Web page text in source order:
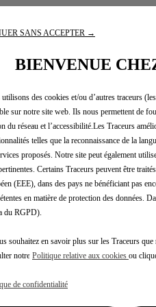
WLTP : 15,7 kwh/100 km
Rapide
DS
SANS ACCEPTER →
BIENVENUE
des cookies et/ou d’autres traceurs
sur notre site web. Ils nous permettent de
du réseau et l’accessibilité.Les Traceurs
telles que la reconnaissance de la
proposés. Notre site peut également
Certains Traceurs peuvent être
(EEE), dans des pays ne bénéficiant pas
en matière de protection des données.
du RGPD).
souhaitez en savoir plus sur les Traceurs
notre Politique relative aux cookies ou
de confidentialité